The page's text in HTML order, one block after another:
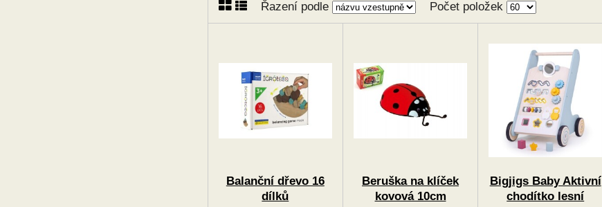
Řazení podle Počet položek
Balanční dřevo 16
dílků
Beruška na klíček
kovová 10cm
Bigjigs Baby Aktivní
chodítko lesní